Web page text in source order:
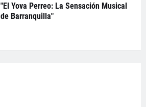
"El Yova Perreo: La Sensación Musical
de Barranquilla"